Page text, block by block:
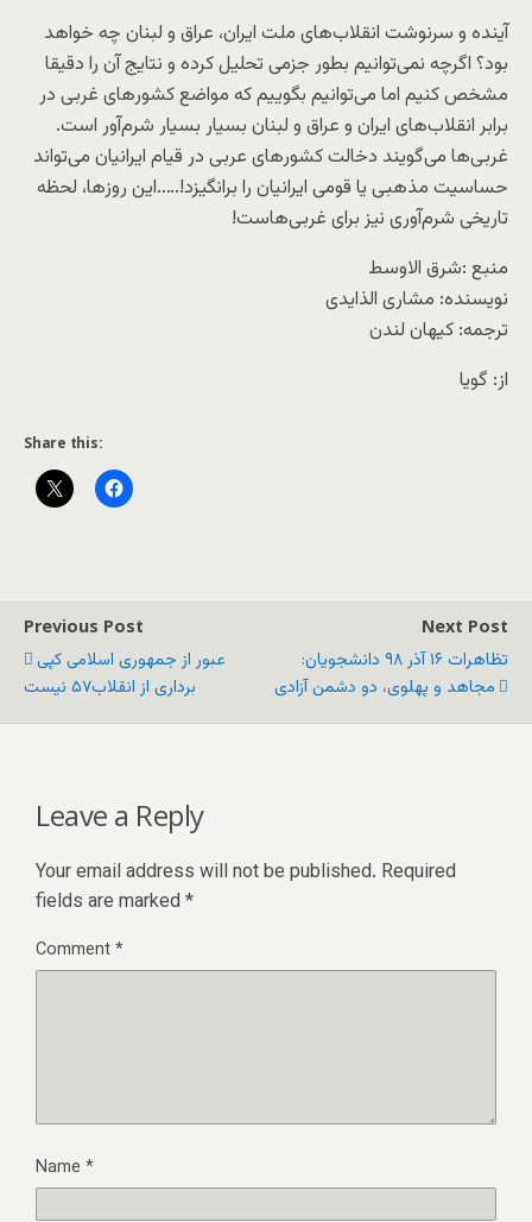
آینده و سرنوشت انقلاب‌های ملت ایران، عراق و لبنان چه خواهد
بود؟ اگرچه نمی‌توانیم بطور جزمی تحلیل کرده و نتایج آن را دقیقا
مشخص کنیم اما می‌توانیم بگوییم که مواضع کشورهای غربی در
برابر انقلاب‌های ایران و عراق و لبنان بسیار بسیار شرم‌آور است.
غربی‌ها می‌گویند دخالت کشورهای عربی در قیام ایرانیان می‌تواند
حساسیت مذهبی یا قومی ایرانیان را برانگیزد!…..این روزها، لحظه
تاریخی شرم‌آوری نیز برای غربی‌هاست!
منبع :شرق الاوسط
نویسنده: مشاری الذایدی
ترجمه: کیهان لندن
از: گویا
Share this:
Previous Post
عبور از جمهوری اسلامی کپی
برداری از انقلاب۵۷ نیست
Next Post
تظاهرات ۱۶ آذر ۹۸ دانشجویان:
مجاهد و پهلوی، دو دشمن آزادی
Leave a Reply
Your email address will not be published. Required
fields are marked *
Comment*
Name *